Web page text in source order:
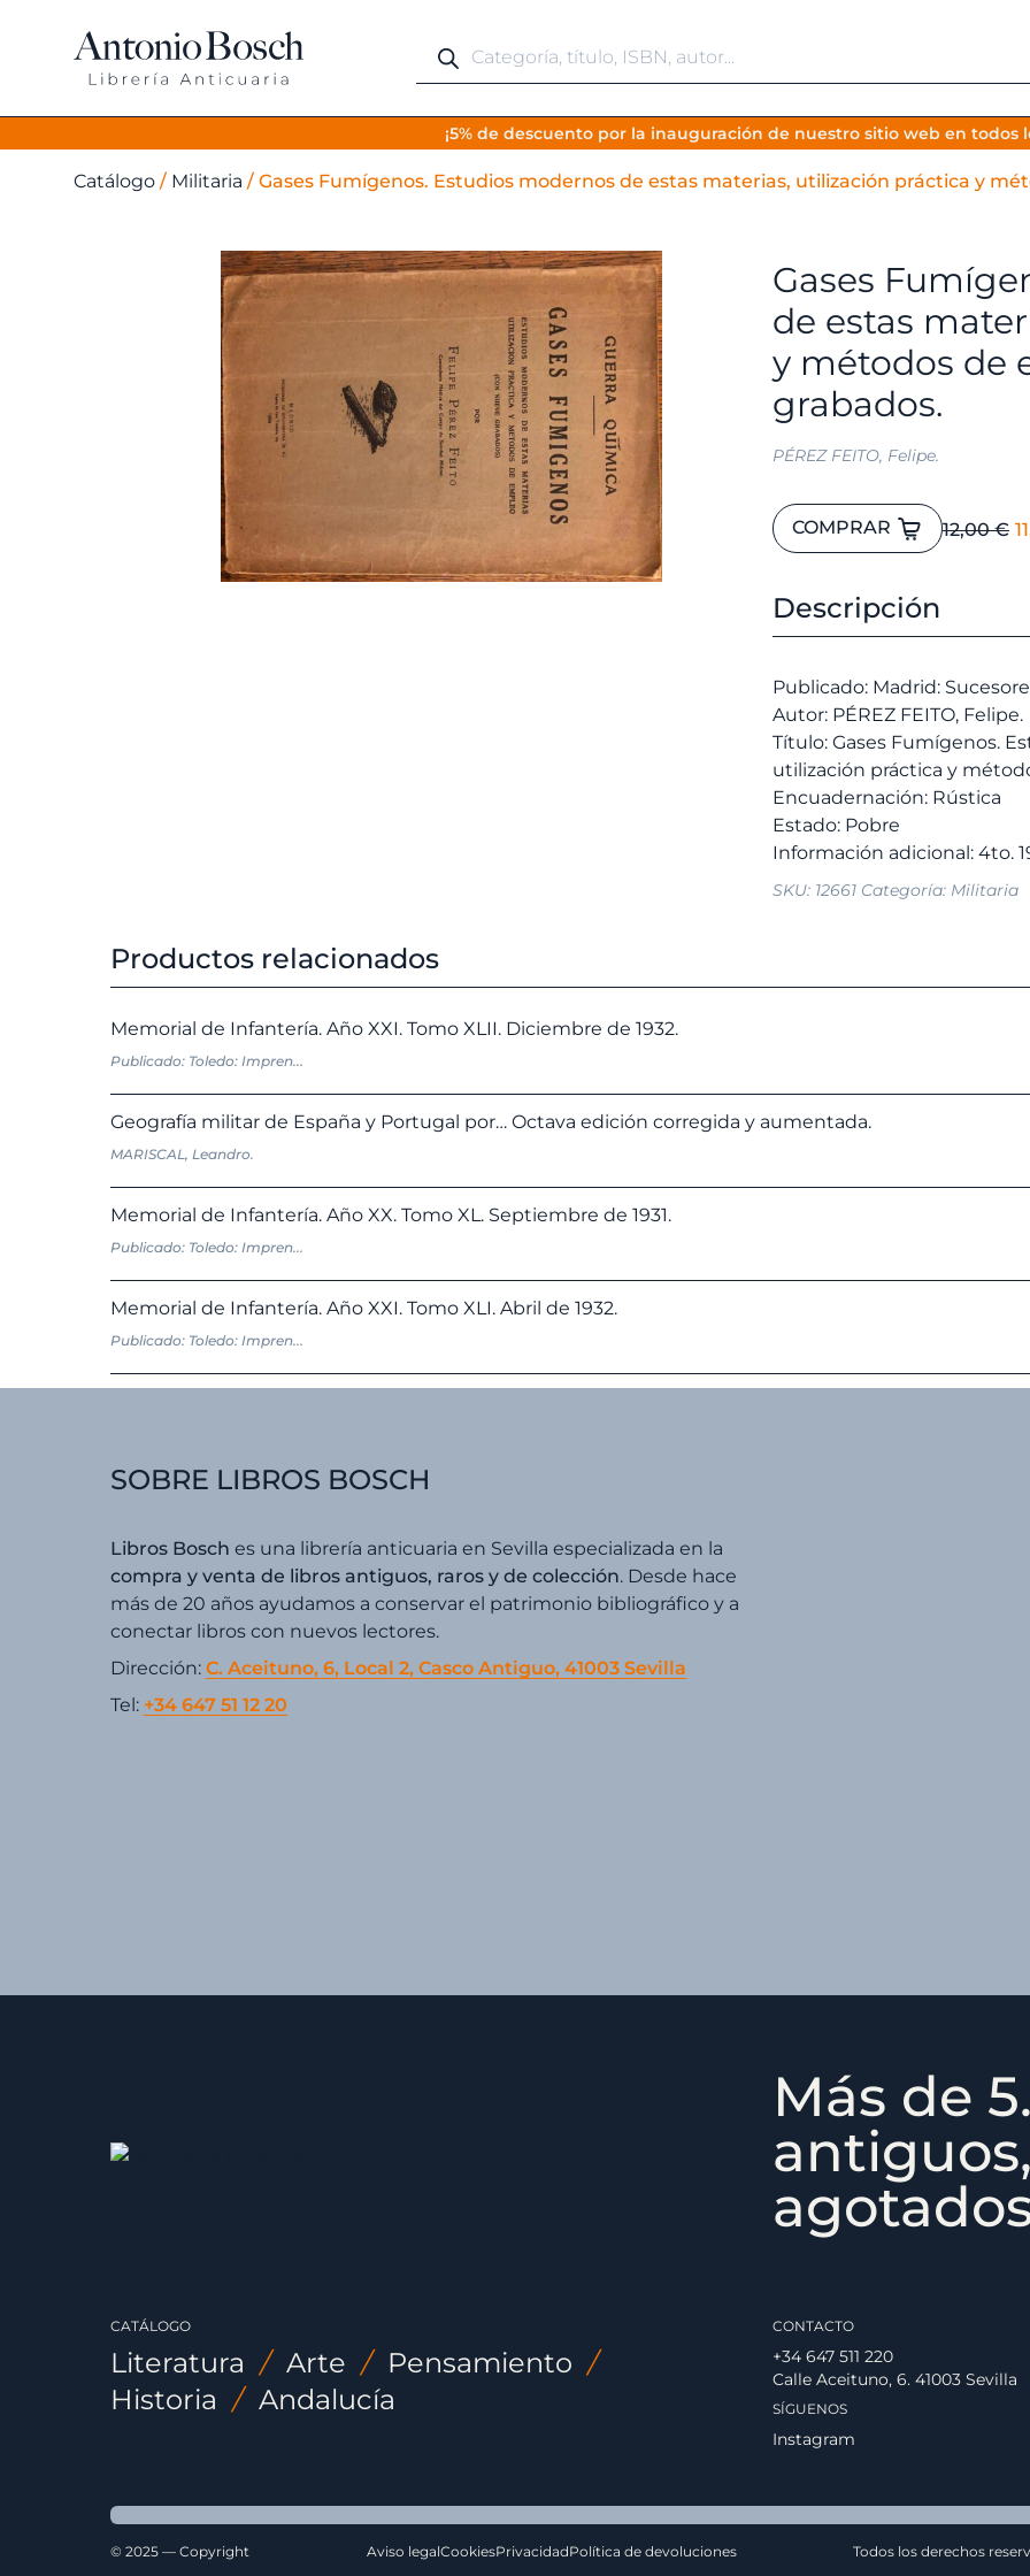
de
productos
¡5% de descuento por la inauguración de nuestro sitio web en todos
Catálogo / Militaria / Gases Fumígenos. Estudios modernos de estas materias, utilización práctica y
Gases
de estas
y métodos de
grabados.
PÉREZ FEITO, Felipe.
12,00€
Gases
Fumígenos.
modernos
materias,
utilización
práctica
y
métodos
de
empleo.
nueve
COMPRAR
Descripción
Publicado: Madrid:
Autor: PÉREZ FEITO, Felipe.
Título: Gases Fumígenos.
utilización práctica y
Encuadernación: Rústica
Estado: Pobre
SKU: 12661 Categoría: Militaria
Productos relacionados
Memorial de Infantería. Año XXI. Tomo XLII. Diciembre de 1932.
Publicado: Toledo: Impren...
Geografía militar de España y Portugal por… Octava edición corregida y aumentada.
MARISCAL, Leandro.
Memorial de Infantería. Año XX. Tomo XL. Septiembre de 1931.
Publicado: Toledo: Impren...
Memorial de Infantería. Año XXI. Tomo XLI. Abril de 1932.
Publicado: Toledo: Impren...
SOBRE LIBROS BOSCH
Libros Bosch es una librería anticuaria en Sevilla especializada en la
compra y venta de libros antiguos, raros y de colección. Desde hace
más de 20 años ayudamos a conservar el patrimonio bibliográfico y a
conectar libros con nuevos lectores.
Dirección: C. Aceituno, 6, Local 2, Casco Antiguo, 41003 Sevilla
Tel: +34 647 51 12 20
Más de
CATÁLOGO
Literatura / Arte / Pensamiento /
Historia / Andalucía
CONTACTO
+34 647 511 220
Calle Aceituno, 6. 41003 Sevilla
SÍGUENOS
Instagram
© 2025 — Copyright Aviso legalCookiesPrivacidadPolítica de devoluciones Todos los derechos